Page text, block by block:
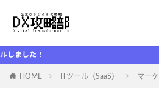
HOME ITツール（SaaS） マー